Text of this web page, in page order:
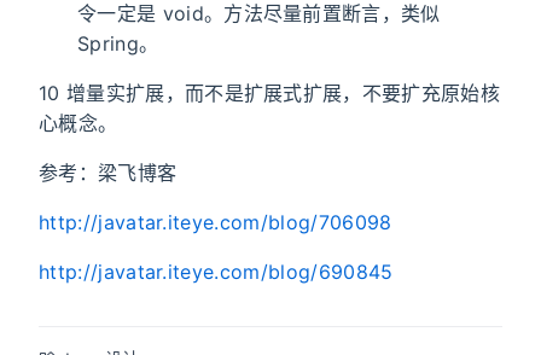
令一定是 void。方法尽量前置断言，类似
Spring。
10 增量实扩展，而不是扩展式扩展，不要扩充原始核
心概念。
参考：梁飞博客
http://javatar.iteye.com/blog/706098
http://javatar.iteye.com/blog/690845